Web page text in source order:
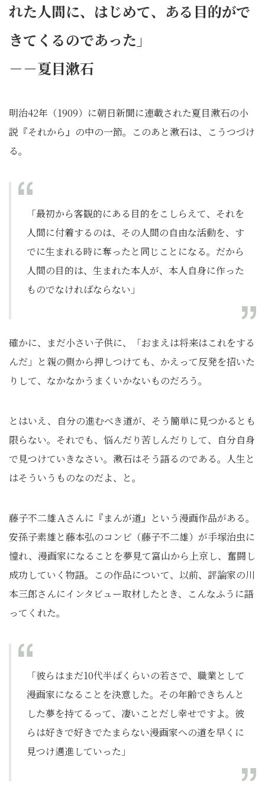
れた人間に、はじめて、ある目的がで
きてくるのであった」
－－夏目漱石
明治42年（1909）に朝日新聞に連載された夏目漱石の小
説『それから』の中の一節。このあと漱石は、こうつづけ
る。
「最初から客観的にある目的をこしらえて、それを
人間に付着するのは、その人間の自由な活動を、す
でに生まれる時に奪ったと同じことになる。だから
人間の目的は、生まれた本人が、本人自身に作った
ものでなければならない」
確かに、まだ小さい子供に、「おまえは将来はこれをする
んだ」と親の側から押しつけても、かえって反発を招いた
りして、なかなかうまくいかないものだろう。
とはいえ、自分の進むべき道が、そう簡単に見つかるとも
限らない。それでも、悩んだり苦しんだりして、自分自身
で見つけていきなさい。漱石はそう語るのである。人生と
はそういうものなのだよ、と。
藤子不二雄Ａさんに『まんが道』という漫画作品がある。
安孫子素雄と藤本弘のコンビ（藤子不二雄）が手塚治虫に
憧れ、漫画家になることを夢見て富山から上京し、奮闘し
成功していく物語。この作品について、以前、評論家の川
本三郎さんにインタビュー取材したとき、こんなふうに語
ってくれた。
「彼らはまだ10代半ばくらいの若さで、職業として
漫画家になることを決意した。その年齢できちんと
した夢を持てるって、凄いことだし幸せですよ。彼
らは好きで好きでたまらない漫画家への道を早くに
見つけ邁進していった」